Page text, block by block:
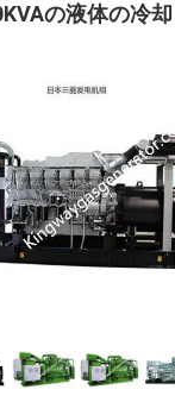
の液体の冷